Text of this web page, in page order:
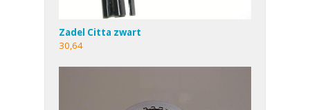
Zadel Citta zwart
30,64